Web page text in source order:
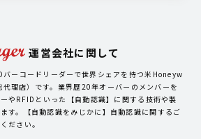
運営会社に関して
ーコードリーダーで世界シェアを持つ米Honeyw
理店）です。業界歴20年オーバーのメンバーを
やRFIDといった【自動認識】に関する技術や製
す。【自動認識をみじかに】自動認識に関するご
ださい。